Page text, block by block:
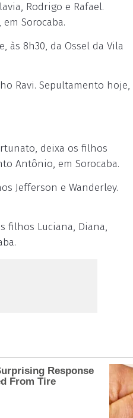
Rodrigo e Rafael.
Sorocaba.
às 8h30, da Ossel da Vila
Ravi. Sepultamento hoje,
deixa os filhos
Antônio, em Sorocaba.
Jefferson e Wanderley.
filhos Luciana, Diana,